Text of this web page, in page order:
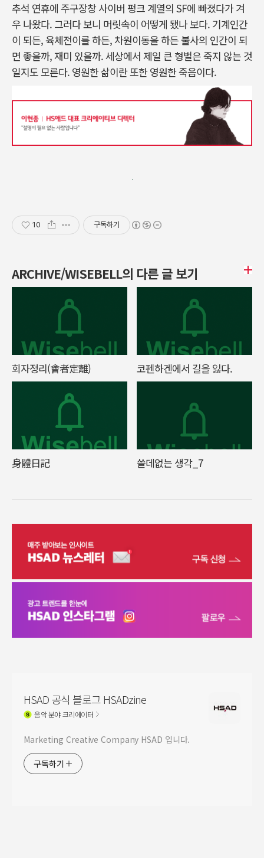
추석 연휴에 주구장창 사이버 펑크 계열의 SF에 빠졌다가 겨
우 나왔다. 그러다 보니 머릿속이 어떻게 됐나 보다. 기계인간
이 되든, 육체전이를 하든, 차원이동을 하든 불사의 인간이 되
면 좋을까, 재미 있을까. 세상에서 제일 큰 형벌은 죽지 않는 것
일지도 모른다. 영원한 삶이란 또한 영원한 죽음이다.
10 구독하기
ARCHIVE/WISEBELL의 다른 글 보기
회자정리(會者定離) 코펜하겐에서 길을 잃다.
身體日記 쓸데없는 생각_7
HSAD 공식 블로그 HSADzine
음악분야 크리에이터
Marketing Creative Company HSAD 입니다.
구독하기